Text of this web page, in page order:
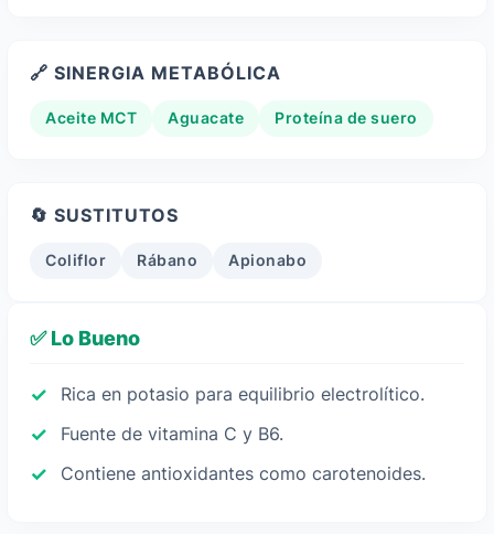
🔗 SINERGIA METABÓLICA
Aceite MCT Aguacate Proteína de suero
🔄 SUSTITUTOS
Coliflor Rábano Apionabo
✅ Lo Bueno
Rica en potasio para equilibrio electrolítico.
Fuente de vitamina C y B6.
Contiene antioxidantes como carotenoides.